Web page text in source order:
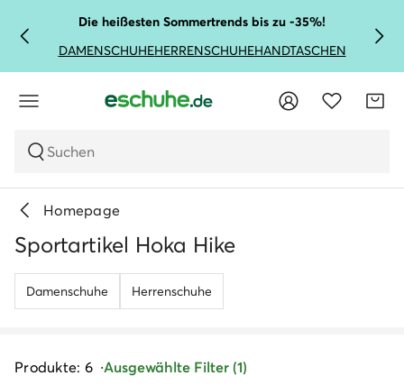
Die heißesten Sommertrends bis zu -35%!
DAMENSCHUHEHERRENSCHUHEHANDTASCHEN
Suchen
Homepage
Sportartikel Hoka Hike
Damenschuhe Herrenschuhe
Produkte: 6 Ausgewählte Filter (1)